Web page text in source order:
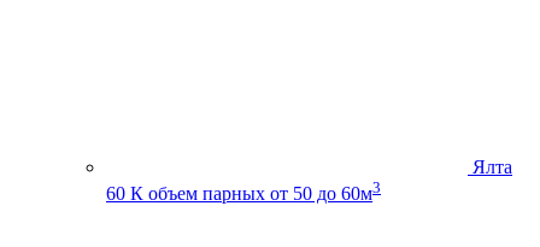
Ялта
60 К объем парных от 50 до 60м3